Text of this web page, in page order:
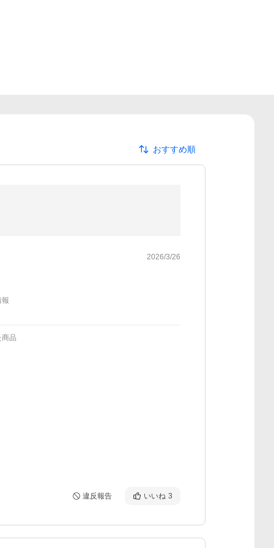
おすすめ順
2026/3/26
報
品
違反報告 いいね 3